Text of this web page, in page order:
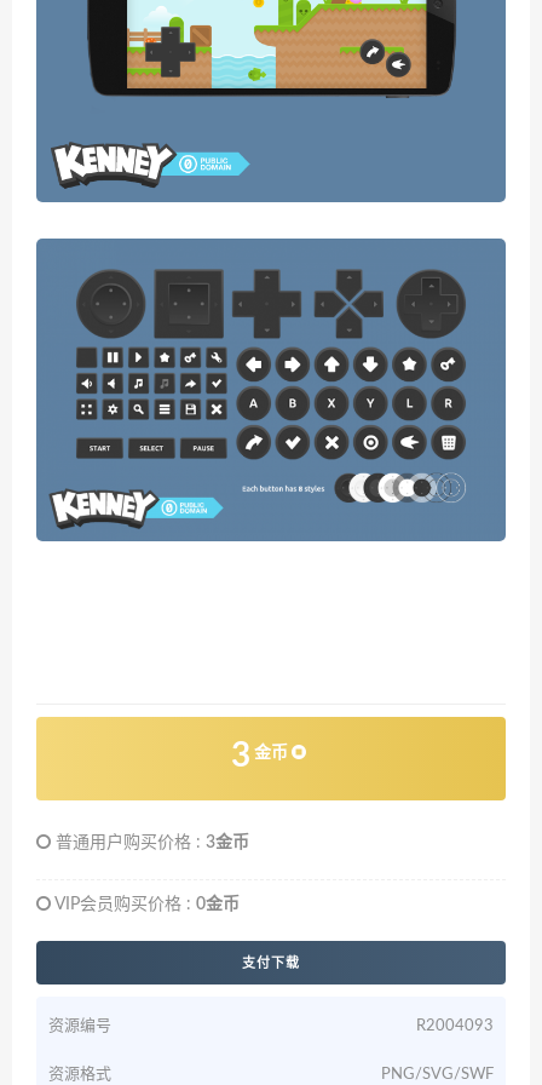
3 金币
普通用户购买价格 : 3金币
VIP会员购买价格 : 0金币
支付下载
资源编号 R2004093
资源格式 PNG/SVG/SWF